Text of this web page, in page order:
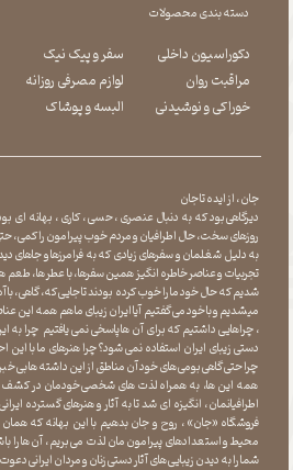
دسته بندی محصولات
دکوراسیون داخلی
مراقبت روان
​​​​​​​خوراکی و نوشیدنی
سفر و پیک نیک
لوازم مصرفی روزانه
​​​​​​​البسه و پوشاک
جان ، از ایده تا جان
دیرگاهی بود که به دنبال عنصری ، حسی ، کاری ، بهانه ای
روزهای سخت ، حال اطرافیان و مردم خوب پیرامون را کمی ،
به دلیل شغلمان و سفرهای زیادی که به فرامرزها و جاهای
تجربیات و عناصر خاطره انگیز همین سفرها ، با عطر ها ، طعم
شدیم که حال خود ما را خوب کرده بودند تا جایی که، گاهی ،
میشدیم و با خود می گفتیم آیا ایران زیبای ما هم همه این
، چراهایی داشتیم که برای آن ها پاسخی نمی یافتیم چرا به
دستی زیبای ایران استفاده نمی شود؟چرا هنرهای ما با
چرا حتی گاهی بومی های خود آن مناطق از این داشته ها بی
همه این ها، به همراه لذت های شخصی خودمان در کشف
اطرافیانمان ، انگیزه ای شد تا به آثار و هنرهای گسترده
فروشگاه «جان» ، روح و جان بدهیم با این بهانه که
محیط و استعدادهای پیرامون مان لذت می بریم ، آن ها را
شما را به دیدن زیبایی های آثار دستی زنان و مردان ایرانی